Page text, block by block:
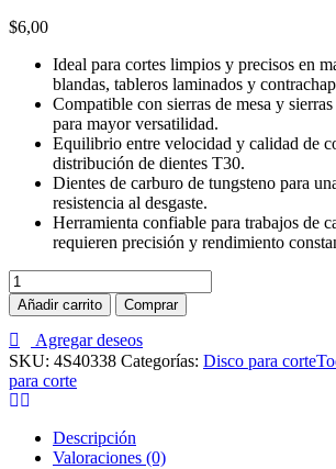
$6,00
Ideal para cortes limpios y precisos en
blandas, tableros laminados y
Compatible con sierras de mesa y
para mayor versatilidad.
Equilibrio entre velocidad y calidad de
distribución de dientes T30.
Dientes de carburo de tungsteno para
resistencia al desgaste.
Herramienta confiable para trabajos de
requieren precisión y rendimiento
Disco
Sierra
circular
8"
30T
cantidad
Añadir carrito Comprar
Agregar deseos
SKU: 4S40338 Categorías: Disco para corte
para corte
Descripción
Valoraciones (0)